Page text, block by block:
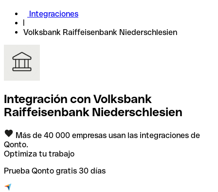
Integraciones
Volksbank Raiffeisenbank Niederschlesien
Integración con Volksbank
Raiffeisenbank Niederschlesien
Más de 40 000 empresas usan las integraciones de
Qonto.
Optimiza tu trabajo
Prueba Qonto gratis 30 días